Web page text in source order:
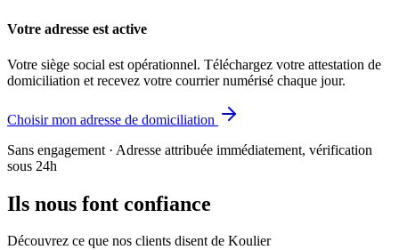
Votre adresse est active
Votre siège social est opérationnel. Téléchargez votre attestation de
domiciliation et recevez votre courrier numérisé chaque jour.
Choisir mon adresse de domiciliation
Sans engagement · Adresse attribuée immédiatement, vérification
sous 24h
Ils nous font confiance
Découvrez ce que nos clients disent de Koulier